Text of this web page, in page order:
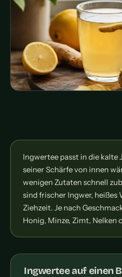
Ingwertee passt in die kalte
seiner Schärfe von innen
wenigen Zutaten schnell
sind frischer Ingwer, heißes
Ziehzeit. Je nach
Honig, Minze, Zimt, Nelken
Ingwertee auf einen